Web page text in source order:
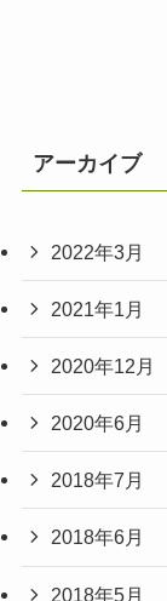
アーカイブ
2022年3月
2021年1月
2020年12月
2020年6月
2018年7月
2018年6月
2018年5月